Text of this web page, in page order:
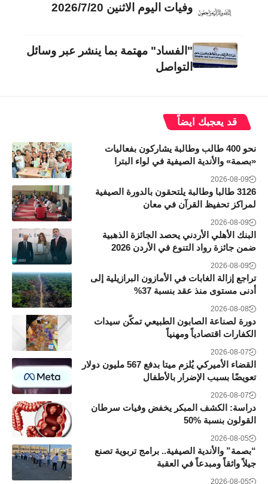
وفيات اليوم الاثنين 2026/7/20
"الفساد" مهتمة بما ينشر عبر وسائل
التواصل
قد يعجبك ايضاً
نحو 400 طالب وطالبة يشاركون بفعاليات
«بصمة» والأندية الصيفية في لواء البترا
2026-08-09
3126 طالبا وطالبة يلتحقون بالدورة الصيفية
لمراكز تحفيظ القرآن في معان
2026-08-09
البنك الأهلي الأردني يحصد الجائزة الذهبية
ضمن جائزة رواد التنوع في الأردن 2026
2026-08-09
تراجع إزالة الغابات في الأمازون البرازيلية إلى
أدنى مستوى منذ عقد بنسبة 37%
2026-08-08
دورة لصناعة الصابون الطبيعي تمكّن سيدات
الكفارات اقتصادياً ومهنياً
2026-08-07
القضاء الأميركي يُلزم ميتا بدفع 567 مليون دولار
تعويضًا بسبب الإضرار بالأطفال
2026-08-07
دراسة: الكشف المبكر يخفض وفيات سرطان
القولون بنسبة 50‎%‎
2026-08-05
“بصمة” والأندية الصيفية.. برامج تربوية تصنع
جيلاً واثقاً ومبدعاً في العقبة
2026-08-05